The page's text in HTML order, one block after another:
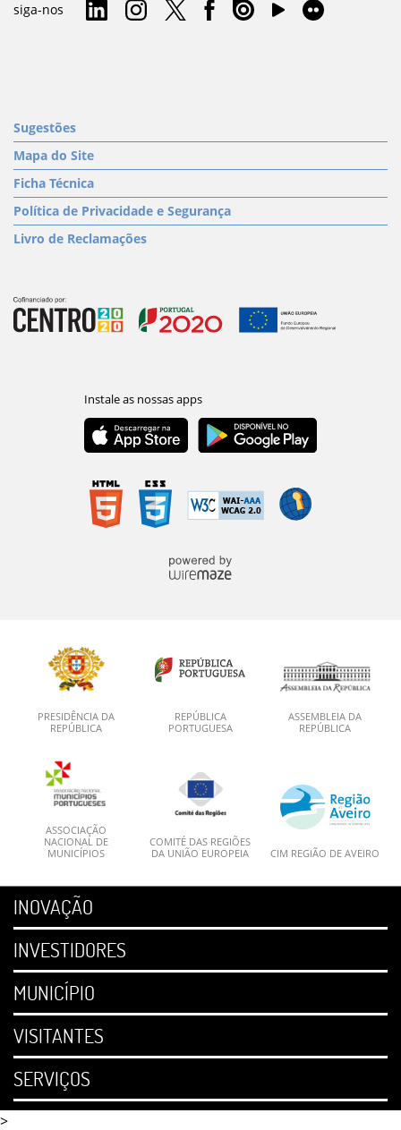
siga-nos
Sugestões
Mapa do Site
Ficha Técnica
Política de Privacidade e Segurança
Livro de Reclamações
PRESIDÊNCIA DA
REPÚBLICA
REPÚBLICA
PORTUGUESA
ASSEMBLEIA DA
REPÚBLICA
ASSOCIAÇÃO
NACIONAL DE
MUNICÍPIOS
COMITÉ DAS REGIÕES
DA UNIÃO EUROPEIA
CIM REGIÃO DE AVEIRO
INOVAÇÃO
INVESTIDORES
MUNICÍPIO
VISITANTES
SERVIÇOS
>